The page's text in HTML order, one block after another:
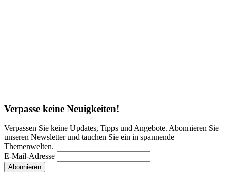
Verpasse keine Neuigkeiten!
Verpassen Sie keine Updates, Tipps und Angebote. Abonnieren Sie
unseren Newsletter und tauchen Sie ein in spannende
Themenwelten.
E-Mail-Adresse